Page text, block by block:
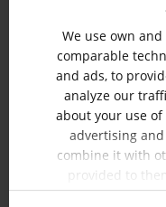
We use own
comparable
and ads, to
analyze our
about your use
advertising
combine it with
provided to
from